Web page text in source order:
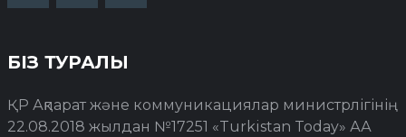
БІЗ ТУРАЛЫ
ҚР Ақпарат және коммуникациялар министрлігінің
22.08.2018 жылдан №17251 «Turkistan Today» АА